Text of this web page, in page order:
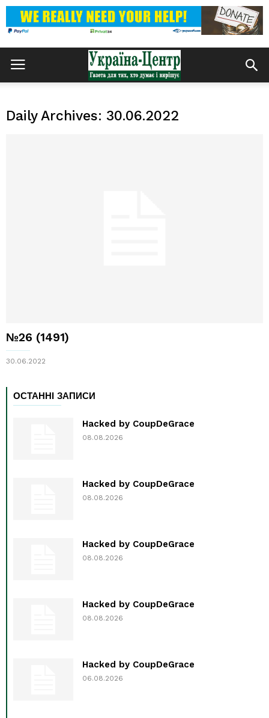
Daily Archives: 30.06.2022
№26 (1491)
30.06.2022
ОСТАННІ ЗАПИСИ
Hacked by CoupDeGrace
08.08.2026
Hacked by CoupDeGrace
08.08.2026
Hacked by CoupDeGrace
08.08.2026
Hacked by CoupDeGrace
08.08.2026
Hacked by CoupDeGrace
06.08.2026